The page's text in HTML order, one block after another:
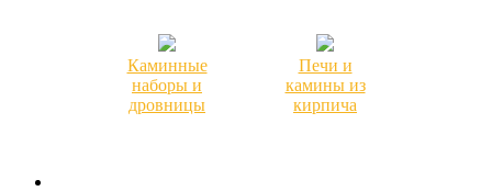
Каминные
наборы и
дровницы
Печи и
камины из
кирпича